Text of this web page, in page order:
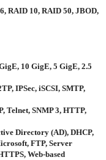
RAID 10, RAID 50, JBOD,
10 GigE, 5 GigE, 2.5
IPSec, iSCSI, SMTP,
Telnet, SNMP 3, HTTP,
Directory (AD), DHCP,
FTP, Server
Web-based